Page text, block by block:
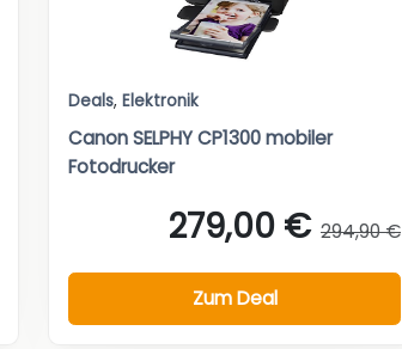
Deals, Elektronik
Canon SELPHY CP1300 mobiler
Fotodrucker
279,00 € 294,90 €
Zum Deal